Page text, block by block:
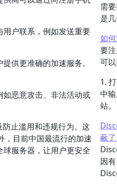
户联系，例如发送重要
供更准确的加速服务。
恶意攻击、非法活动或
止滥用和违规行为。这
，目前中国最流行的加速
服务器，让用户更安全
需
是
如
要
可
1.
中
站。
蔽了
因